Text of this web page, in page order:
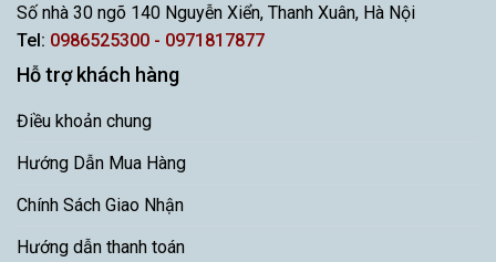
Số nhà 30 ngõ 140 Nguyễn Xiển, Thanh Xuân, Hà Nội
Tel: 0986525300 - 0971817877
Hỗ trợ khách hàng
Điều khoản chung
Hướng Dẫn Mua Hàng
Chính Sách Giao Nhận
Hướng dẫn thanh toán